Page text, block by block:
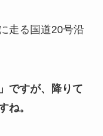
走る国道20号沿
ですが、降りて
ね。